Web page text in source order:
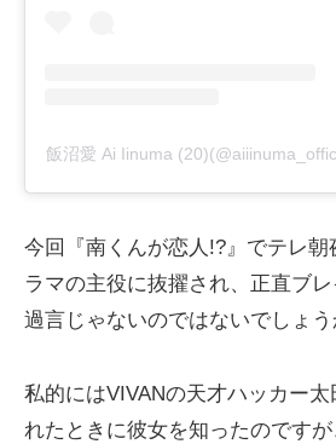
飯沼愛 Ai Iinuma
今回『南くんが恋人!?』でテレ朝
ラマの主役に抜擢され、正直ブ
過言じゃないのではないでしょう
私的にはVIVANの天才ハッカー
れたときに彼女を知ったのです